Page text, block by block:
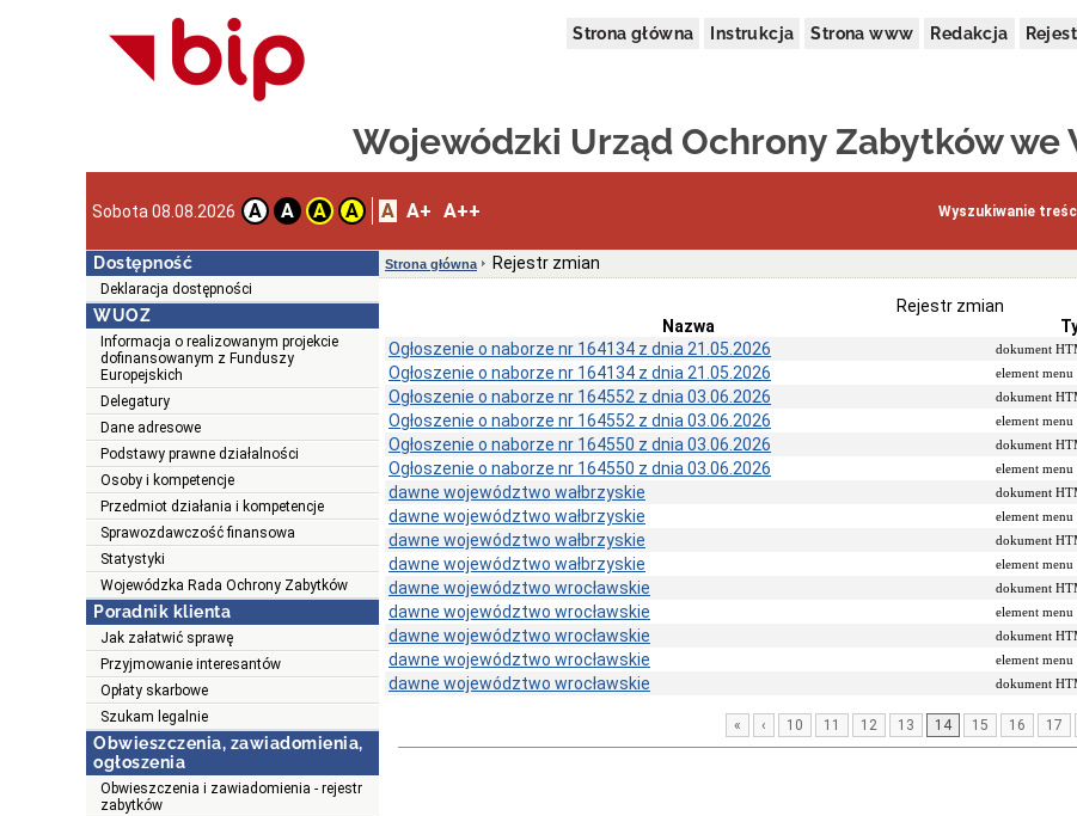
Strona główna Instrukcja Strona www Redakcja
Wojewódzki Urząd Ochrony Zabytków we
Sobota 08.08.2026 A A A A A A+ A++ Wyszukiwanie
Dostępność
Deklaracja dostępności
WUOZ
Informacja o realizowanym projekcie
dofinansowanym z Funduszy
Europejskich
Delegatury
Dane adresowe
Podstawy prawne działalności
Osoby i kompetencje
Przedmiot działania i kompetencje
Sprawozdawczość finansowa
Statystyki
Wojewódzka Rada Ochrony Zabytków
Poradnik klienta
Jak załatwić sprawę
Przyjmowanie interesantów
Opłaty skarbowe
Szukam legalnie
Obwieszczenia, zawiadomienia,
ogłoszenia
Obwieszczenia i zawiadomienia - rejestr
zabytków
Strona główna Rejestr zmian
Rejestr zmian
Nazwa
Ogłoszenie o naborze nr 164134 z dnia 21.05.2026
dokument
Ogłoszenie o naborze nr 164134 z dnia 21.05.2026 element menu
Ogłoszenie o naborze nr 164552 z dnia 03.06.2026 dokument
Ogłoszenie o naborze nr 164552 z dnia 03.06.2026 element menu
Ogłoszenie o naborze nr 164550 z dnia 03.06.2026 dokument
Ogłoszenie o naborze nr 164550 z dnia 03.06.2026 element menu
dawne województwo wałbrzyskie dokument
dawne województwo wałbrzyskie element menu
dawne województwo wałbrzyskie dokument
dawne województwo wałbrzyskie element menu
dawne województwo wrocławskie dokument
dawne województwo wrocławskie element menu
dawne województwo wrocławskie dokument
dawne województwo wrocławskie element menu
dawne województwo wrocławskie dokument
« ‹ 10 11 12 13 14 15 16 17